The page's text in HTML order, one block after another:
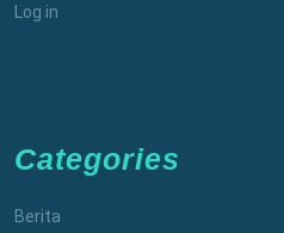
Log in
Categories
Berita